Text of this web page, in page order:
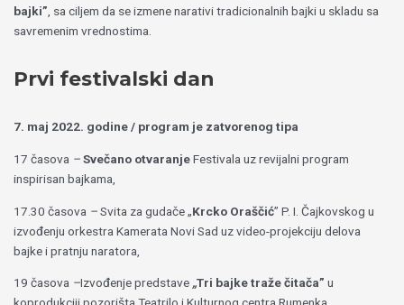
bajki” , sa ciljem da se izmene narativi tradicionalnih bajki u skladu sa
savremenim vrednostima.
Prvi festivalski dan
7. maj 2022. godine / program je zatvorenog tipa
17 časova – Svečano otvaranjeFestivala uz revijalni program
inspirisan bajkama,
17.30 časova –Svita za gudače „Krcko Oraščić” P. I. Čajkovskog u
izvođenju orkestra Kamerata Novi Sad uz video-projekciju delova
bajke i pratnju naratora,
19 časova –Izvođenje predstave „Tri bajke traže čitača” u